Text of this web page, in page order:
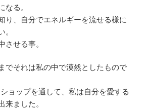
なる。
り、自分でエネルギーを流せる様に
。
させる事。
でそれは私の中で漠然としたもので
ョップを通して、私は自分を愛する
来ました。